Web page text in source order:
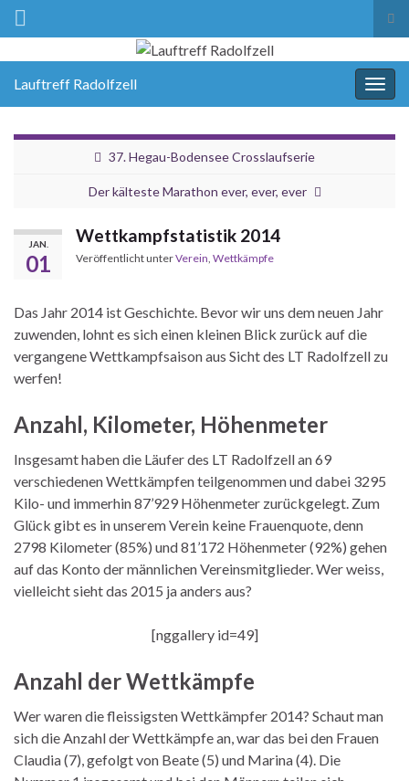
Lauftreff Radolfzell
37. Hegau-Bodensee Crosslaufserie
Der kälteste Marathon ever, ever, ever
JAN.
01
Wettkampfstatistik 2014
Veröffentlicht unterVerein Wettkämpfe
Das Jahr 2014 ist Geschichte. Bevor wir uns dem neuen Jahr
zuwenden, lohnt es sich einen kleinen Blick zurück auf die
vergangene Wettkampfsaison aus Sicht des LT Radolfzell zu
werfen!
Anzahl, Kilometer, Höhenmeter
Insgesamt haben die Läufer des LT Radolfzell an 69
verschiedenen Wettkämpfen teilgenommen und dabei 3295
Kilo- und immerhin 87’929 Höhenmeter zurückgelegt. Zum
Glück gibt es in unserem Verein keine Frauenquote, denn
2798 Kilometer (85%) und 81’172 Höhenmeter (92%) gehen
auf das Konto der männlichen Vereinsmitglieder. Wer weiss,
vielleicht sieht das 2015 ja anders aus?
[nggallery id=49]
Anzahl der Wettkämpfe
Wer waren die fleissigsten Wettkämpfer 2014? Schaut man
sich die Anzahl der Wettkämpfe an, war das bei den Frauen
Claudia (7), gefolgt von Beate (5) und Marina (4). Die